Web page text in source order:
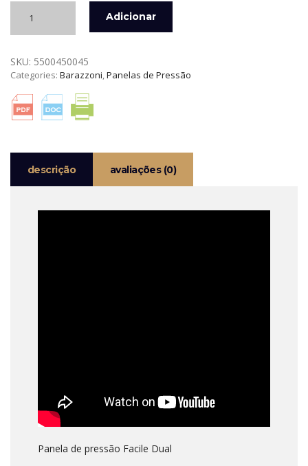
PANELA
PRESSÃO
FACILE
4,5
LTS
Adicionar
SKU: 5500450045
Categories: Barazzoni,Panelas de Pressão
descrição avaliações (0)
Panela de pressão Facile Dual